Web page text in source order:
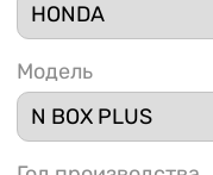
Модель